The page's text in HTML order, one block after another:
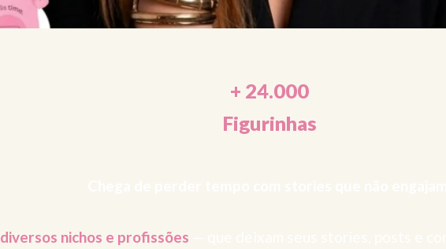
+ 24.000
Figurinhas
diversos nichos e profissões